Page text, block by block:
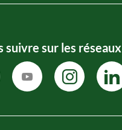
suivre sur les réseaux